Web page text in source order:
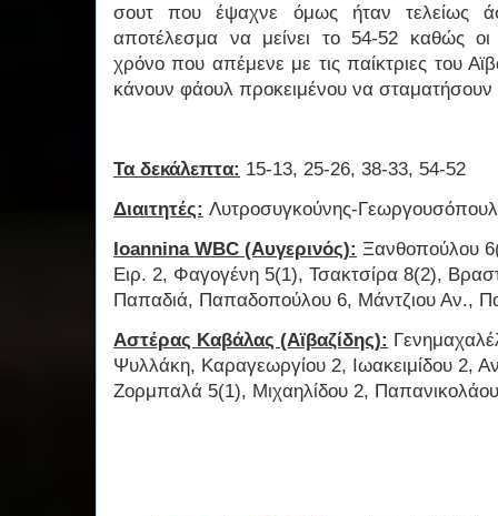
σουτ που έψαχνε όμως ήταν τελείως
αποτέλεσμα να μείνει το 54-52 καθώς οι
χρόνο που απέμενε με τις παίκτριες του
κάνουν φάουλ προκειμένου να σταματήσουν
Τα δεκάλεπτα: 15-13, 25-26, 38-33, 54-52
Διαιτητές: Λυτροσυγκούνης-
Ioannina WBC (Αυγερινός): Ξανθοπούλου
Ειρ. 2, Φαγογένη 5(1), Τσακτσίρα 8(2),
Παπαδιά, Παπαδοπούλου 6, Μάντζιου Αν.,
Αστέρας Καβάλας (Αϊβαζίδης):
Ψυλλάκη, Καραγεωργίου 2, Ιωακειμίδου 2,
Ζορμπαλά 5(1), Μιχαηλίδου 2,